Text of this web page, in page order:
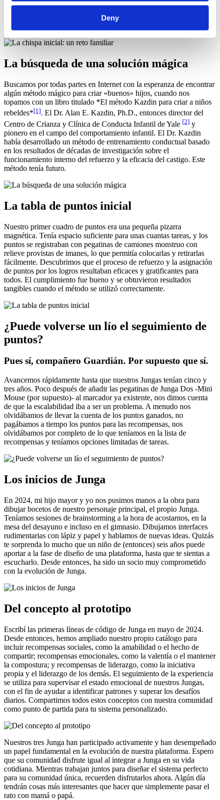
Deny
retos como padres que no habíamos previsto. Cuando estos nuevos
comportamientos empezaron a llegar a casa, nos dimos cuenta de
La búsqueda de una solución mágica
Buscamos por todas partes en Internet con la esperanza de encontrar
algún método mágico para criar «buenos» hijos, cuando nos
topamos con un libro titulado *El método Kazdin para criar a niños
rebeldes*[1]. El Dr. Alan E. Kazdin, Ph.D., entonces director del
Centro de Crianza y Clínica de Conducta Infantil de Yale [2] y
pionero en el campo del comportamiento infantil. El Dr. Kazdin
había desarrollado un método de entrenamiento conductual basado
en los resultados de décadas de investigación sobre el
funcionamiento interno del refuerzo y la eficacia del castigo. Este
método tenía futuro.
La tabla de puntos inicial
Nuestro primer cuadro de puntos era una pequeña pizarra
magnética. Tenía espacio suficiente para unas cuantas tareas, y los
puntos se registraban con pegatinas de camiones monstruo con
relieve provistas de imanes, lo que permitía colocarlas y retirarlas
fácilmente. Descubrimos que el proceso de refuerzo y la asignación
de puntos por los logros resultaban eficaces y gratificantes para
todos. El cumplimiento fue bueno y se obtuvieron resultados
tangibles cuando el método se utilizó correctamente.
¿Puede volverse un lío el seguimiento de
puntos?
Pues sí, compañero Guardián. Por supuesto que sí.
Avancemos rápidamente hasta que nuestros Jungas tenían cinco y
tres años. Poco después de añadir las pegatinas de Junga Dos -Mini
Mouse (por supuesto)- al marcador ya existente, nos dimos cuenta
de que la escalabilidad iba a ser un problema. A menudo nos
olvidábamos de llevar la cuenta de los puntos ganados, no
pagábamos a tiempo los puntos para las recompensas, nos
olvidábamos por completo de lo que teníamos en la lista de
recompensas y teníamos opciones limitadas de tareas.
Los inicios de Junga
En 2024, mi hijo mayor y yo nos pusimos manos a la obra para
dibujar bocetos de nuestro personaje principal, el propio Junga.
Teníamos sesiones de brainstorming a la hora de acostarnos, en la
mesa del desayuno e incluso en el gimnasio. Dibujamos interfaces
rudimentarias con lápiz y papel y hablamos de nuevas ideas. Quizás
te sorprenda lo mucho que un niño de (entonces) seis años puede
aportar a la fase de diseño de una plataforma, hasta que te sientas a
escucharlo. Desde entonces, ha sido un socio muy comprometido
con la evolución de Junga.
Del concepto al prototipo
Escribí las primeras líneas de código de Junga en mayo de 2024.
Desde entonces, hemos ampliado nuestro propio catálogo para
incluir recompensas sociales, como la amabilidad o el hecho de
compartir; recompensas emocionales, como la valentía o el mantener
la compostura; y recompensas de liderazgo, como la iniciativa
propia y el liderazgo de los demás. El seguimiento de la experiencia
se utiliza para supervisar el estado emocional de nuestros Jungas,
con el fin de ayudar a identificar patrones y superar los desafíos
diarios. Compartimos todos estos conceptos con nuestra comunidad
como punto de partida para tu sistema personalizado.
Nuestros tres Junga han participado activamente y han desempeñado
un papel fundamental en la evolución de nuestra plataforma. Espero
que su comunidad disfrute igual al integrar a Junga en su vida
cotidiana. Mientras trabajan juntos para diseñar el sistema perfecto
para su comunidad única, recuerden disfrutarlos ahora. Algún día
tendrán cosas más interesantes que hacer que simplemente pasar el
rato con mamá o papá.